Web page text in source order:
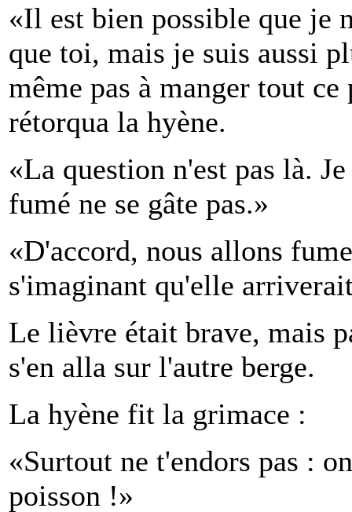
«Il est bien possible que je
que toi, mais je suis aussi
même pas à manger tout
rétorqua la hyène.
«La question n'est pas là.
fumé ne se gâte pas.»
«D'accord, nous allons
s'imaginant qu'elle
Le lièvre était brave, mais
s'en alla sur l'autre berge.
La hyène fit la grimace :
«Surtout ne t'endors pas :
poisson !»